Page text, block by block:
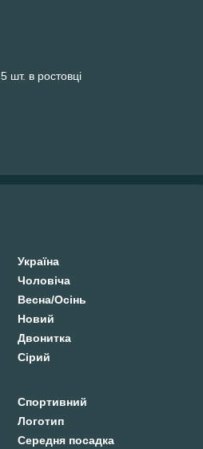
5 шт. в ростовці
Україна
Чоловіча
Весна/Осінь
Новий
Двонитка
Сірий
Спортивний
Логотип
Середня посадка